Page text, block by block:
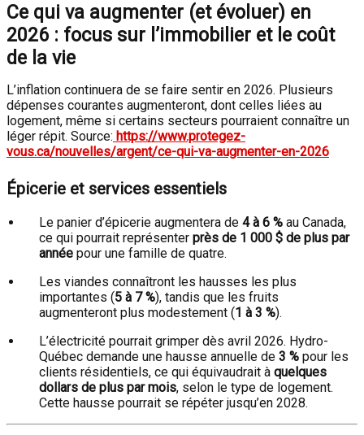
Ce qui va augmenter (et évoluer) en
2026 : focus sur l’immobilier et le coût
de la vie
L’inflation continuera de se faire sentir en 2026. Plusieurs
dépenses courantes augmenteront, dont celles liées au
logement, même si certains secteurs pourraient connaître un
léger répit. Source: https://www.protegez-
vous.ca/nouvelles/argent/ce-qui-va-augmenter-en-2026
Épicerie et services essentiels
Le panier d’épicerie augmentera de 4 à 6 % au Canada,
ce qui pourrait représenter près de 1 000 $ de plus par
année pour une famille de quatre.
Les viandes connaîtront les hausses les plus
importantes (5 à 7 %), tandis que les fruits
augmenteront plus modestement (1 à 3 %).
L’électricité pourrait grimper dès avril 2026. Hydro-
Québec demande une hausse annuelle de 3 % pour les
clients résidentiels, ce qui équivaudrait à quelques
dollars de plus par mois, selon le type de logement.
Cette hausse pourrait se répéter jusqu’en 2028.